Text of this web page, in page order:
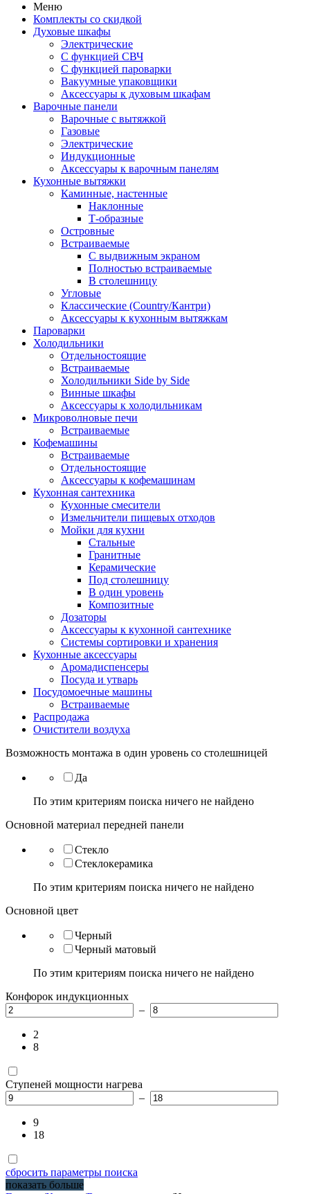
Меню
Комплекты со скидкой
Духовые шкафы
Электрические
С функцией СВЧ
С функцией пароварки
Вакуумные упаковщики
Аксессуары к духовым шкафам
Варочные панели
Варочные с вытяжкой
Газовые
Электрические
Индукционные
Аксессуары к варочным панелям
Кухонные вытяжки
Каминные, настенные
Наклонные
Т-образные
Островные
Встраиваемые
С выдвижным экраном
Полностью встраиваемые
В столешницу
Угловые
Классические (Country/Кантри)
Аксессуары к кухонным вытяжкам
Пароварки
Холодильники
Отдельностоящие
Встраиваемые
Холодильники Side by Side
Винные шкафы
Аксессуары к холодильникам
Микроволновые печи
Встраиваемые
Кофемашины
Встраиваемые
Отдельностоящие
Аксессуары к кофемашинам
Кухонная сантехника
Кухонные смесители
Измельчители пищевых отходов
Мойки для кухни
Стальные
Гранитные
Керамические
Под столешницу
В один уровень
Композитные
Дозаторы
Аксессуары к кухонной сантехнике
Системы сортировки и хранения
Кухонные аксессуары
Аромадиспенсеры
Посуда и утварь
Посудомоечные машины
Встраиваемые
Распродажа
Очистители воздуха
Возможность монтажа в один уровень со столешницей
Да
По этим критериям поиска ничего не найдено
Основной материал передней панели
Стекло
Стеклокерамика
По этим критериям поиска ничего не найдено
Основной цвет
Черный
Черный матовый
По этим критериям поиска ничего не найдено
Конфорок индукционных
–
2
8
Ступеней мощности нагрева
–
9
18
сбросить параметры поиска
показать больше